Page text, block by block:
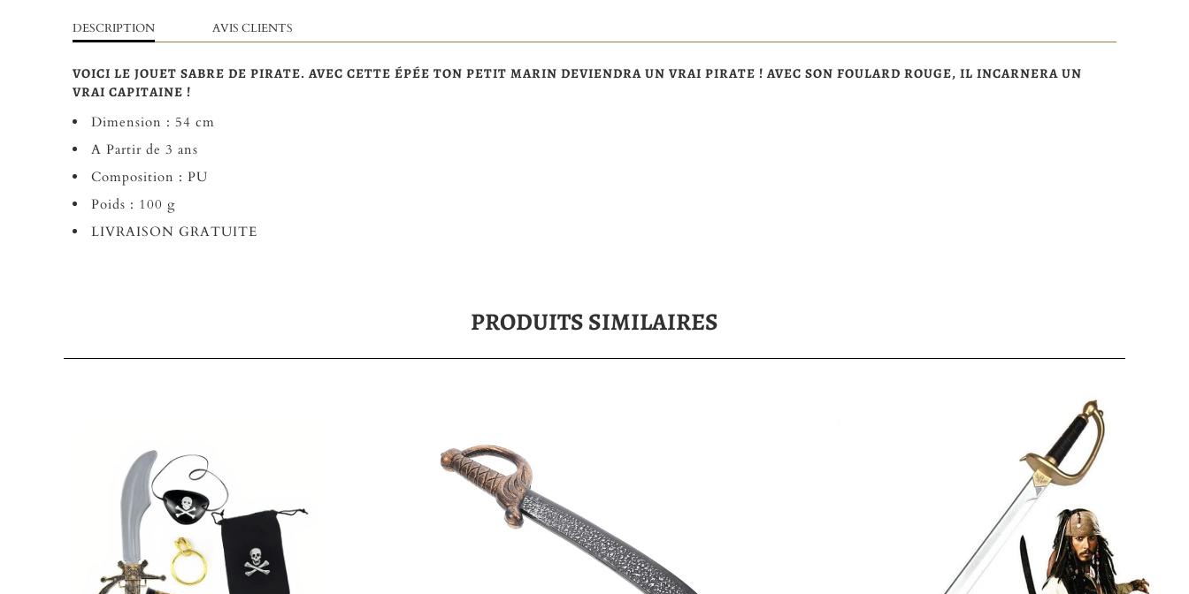
DESCRIPTION AVIS CLIENTS
VOICI LE JOUET SABRE DE PIRATE. AVEC CETTE ÉPÉE TON PETIT MARIN DEVIENDRA UN VRAI PIRATE ! AVEC SON FOULARD ROUGE, IL INCARNERA UN
VRAI CAPITAINE !
Dimension : 54 cm
A Partir de 3 ans
Composition : PU
Poids : 100 g
LIVRAISON GRATUITE
PRODUITS SIMILAIRES